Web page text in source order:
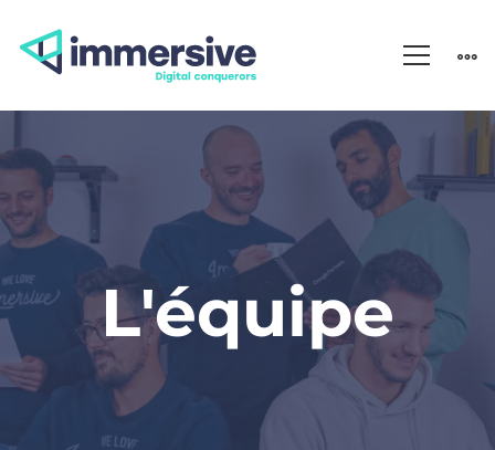
L’équipe
L'équipe